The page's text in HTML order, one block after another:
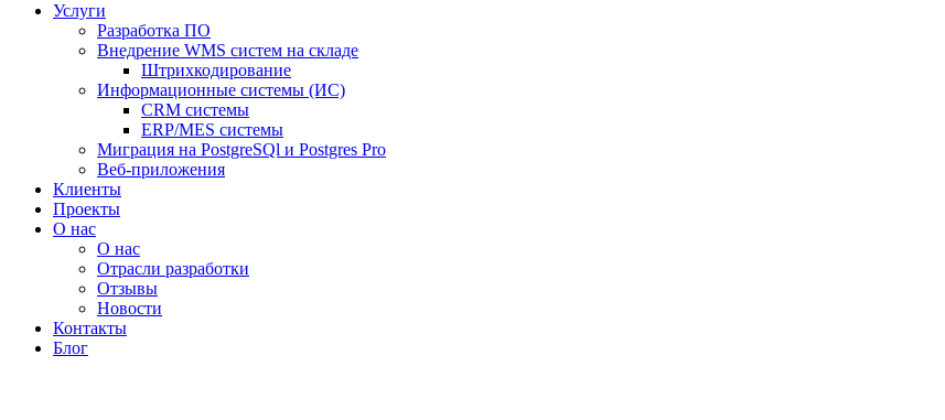
Услуги
Разработка ПО
Внедрение WMS систем на складе
Штрихкодирование
Информационные системы (ИС)
CRM системы
ERP/MES системы
Миграция на PostgreSQl и Postgres Pro
Веб-приложения
Клиенты
Проекты
О нас
О нас
Отрасли разработки
Отзывы
Новости
Контакты
Блог